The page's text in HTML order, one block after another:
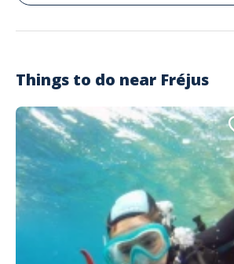
Très bon rapport
sympathique et à
Commenté le 03/08/2023
Oui , super activité
Things to do near Fréjus